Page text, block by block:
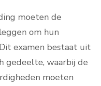
moeten de
om hun
examen bestaat uit
gedeelte, waarbij de
moeten